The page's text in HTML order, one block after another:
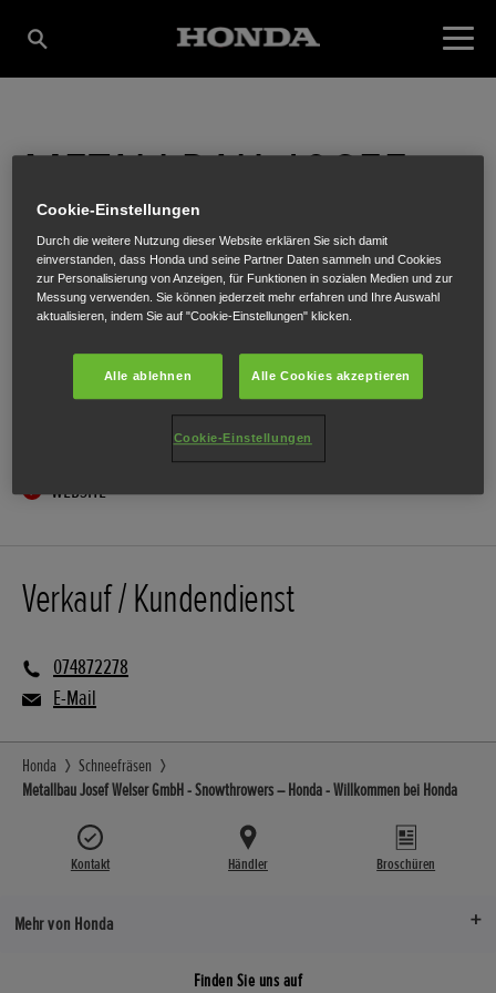
METALLBAU JOSEF
WELSER GMBH
Mariahilfstraße 6,Gresten,3264
ANFAHRTSBESCHREIBUNG ANFORDERN
WEBSITE
Verkauf / Kundendienst
074872278
E-Mail
Honda
Schneefräsen
Metallbau Josef Welser GmbH - Snowthrowers – Honda - Willkommen bei Honda
Kontakt Händler Broschüren
Mehr von Honda
Finden Sie uns auf
Cookie-Einstellungen
Durch die weitere Nutzung dieser Website erklären Sie sich damit
einverstanden, dass Honda und seine Partner Daten sammeln und Cookies
zur Personalisierung von Anzeigen, für Funktionen in sozialen Medien und zur
Messung verwenden. Sie können jederzeit mehr erfahren und Ihre Auswahl
aktualisieren, indem Sie auf "Cookie-Einstellungen" klicken.
Alle ablehnen Alle Cookies akzeptieren
Cookie-Einstellungen